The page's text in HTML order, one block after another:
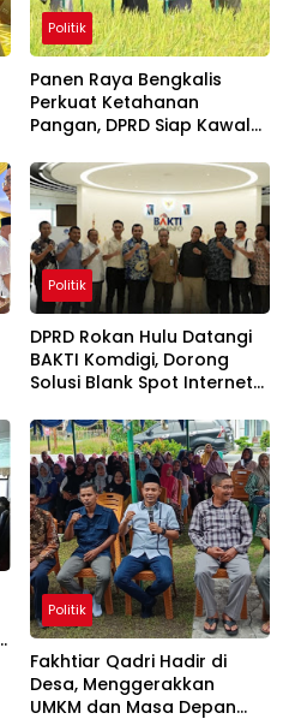
Politik
Panen Raya Bengkalis
Perkuat Ketahanan
Pangan, DPRD Siap Kawal
Politik
DPRD Rokan Hulu Datangi
BAKTI Komdigi, Dorong
Solusi Blank Spot Internet
Politik
Fakhtiar Qadri Hadir di
Desa, Menggerakkan
UMKM dan Masa Depan